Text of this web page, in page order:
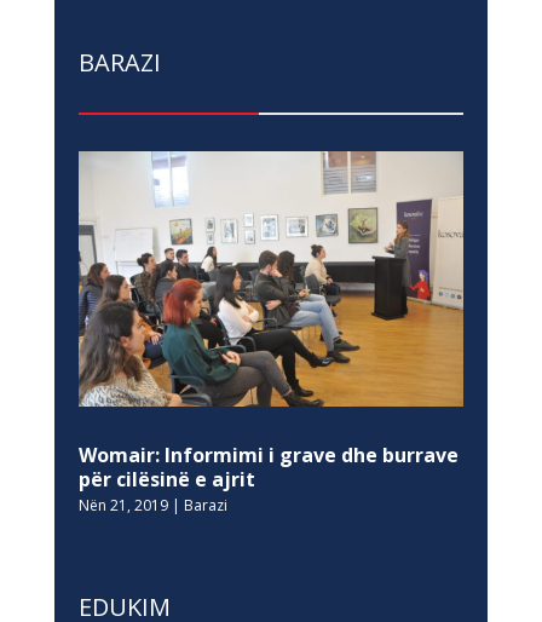
BARAZI
Womair: Informimi i grave dhe burrave
për cilësinë e ajrit
Nën 21, 2019| Barazi
EDUKIM